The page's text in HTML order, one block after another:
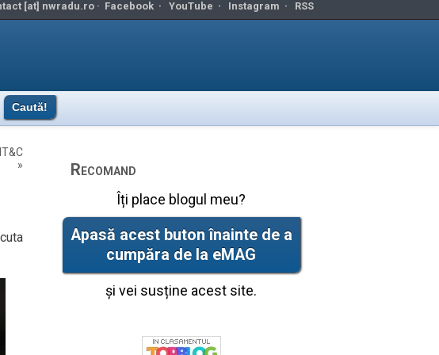
[at] nwradu.ro · Facebook· YouTube · Instagram · RSS
»
Recomand
Îți place blogul meu?
Apasă acest buton înainte de a
cumpăra de la eMAG
și vei susține acest site.